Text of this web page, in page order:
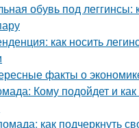
обувь под леггинсы:
как носить
факты о
Кому подойдет и
как подчеркнуть